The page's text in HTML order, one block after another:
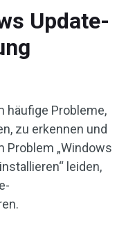
Update-
häufige Probleme,
zu erkennen und
Problem „Windows
leiden,